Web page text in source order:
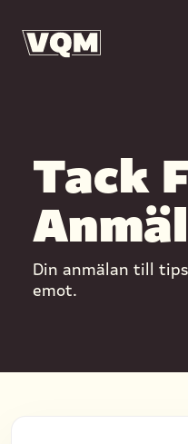
Tack
Din anmälan till
emot.